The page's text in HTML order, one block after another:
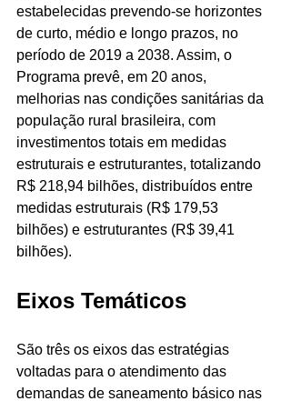
estabelecidas prevendo-se horizontes
de curto, médio e longo prazos, no
período de 2019 a 2038. Assim, o
Programa prevê, em 20 anos,
melhorias nas condições sanitárias da
população rural brasileira, com
investimentos totais em medidas
estruturais e estruturantes, totalizando
R$ 218,94 bilhões, distribuídos entre
medidas estruturais (R$ 179,53
bilhões) e estruturantes (R$ 39,41
bilhões).
Eixos Temáticos
São três os eixos das estratégias
voltadas para o atendimento das
demandas de saneamento básico nas